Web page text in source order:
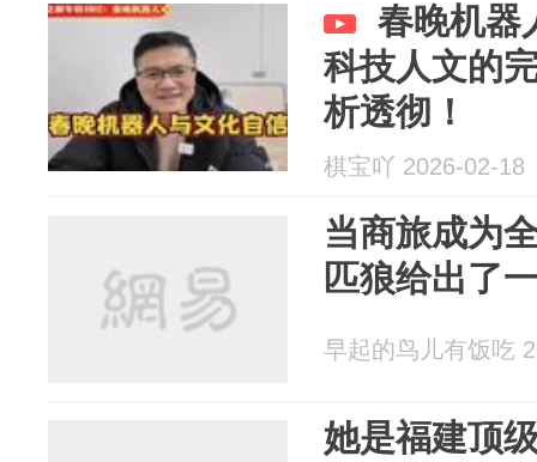
春晚机器
科技人文的
析透彻！
棋宝吖 2026-02-18
当商旅成为
匹狼给出了
早起的鸟儿有饭吃
她是福建顶